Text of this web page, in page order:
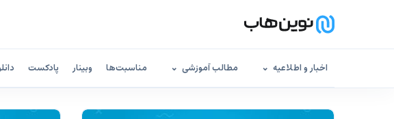
اخبار و اطلاعیه مطالب آموزشی مناسبت‌ها وبینار پادکست